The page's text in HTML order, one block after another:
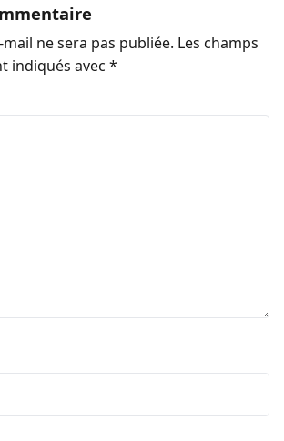
ne sera pas publiée. Les champs
indiqués avec *